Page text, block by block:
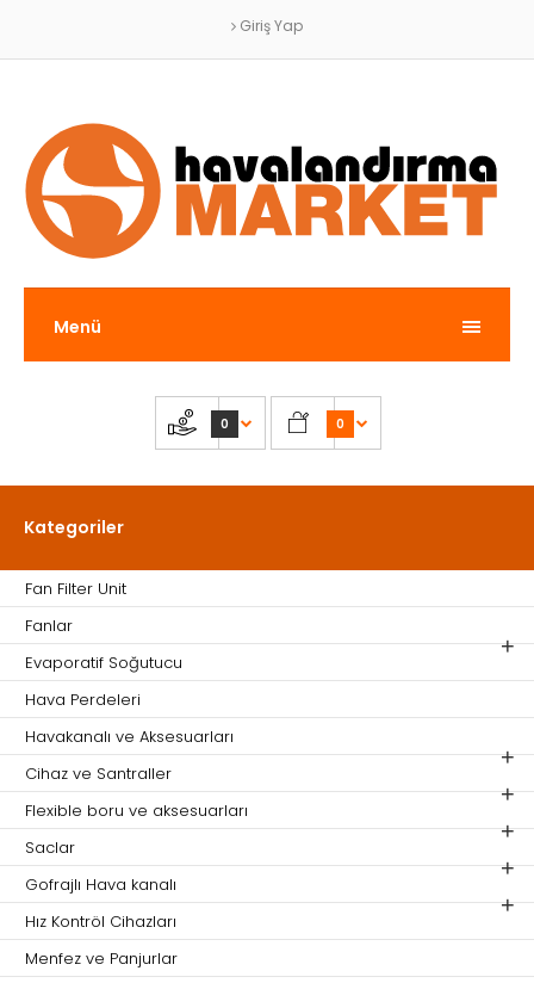
Giriş Yap
Menü
0 0
Kategoriler
Fan Filter Unit
Fanlar
Evaporatif Soğutucu
Hava Perdeleri
Havakanalı ve Aksesuarları
Cihaz ve Santraller
Flexible boru ve aksesuarları
Saclar
Gofrajlı Hava kanalı
Hız Kontröl Cihazları
Menfez ve Panjurlar